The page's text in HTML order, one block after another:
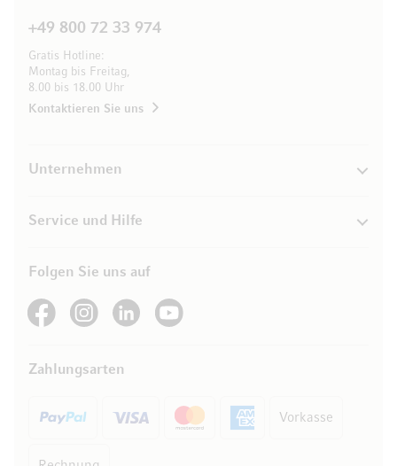
+49 800 72 33 974
Gratis Hotline:
Montag bis Freitag,
8.00 bis 18.00 Uhr
Kontaktieren Sie uns
Unternehmen
Service und Hilfe
Folgen Sie uns auf
See our FacebookSee our Instagram account
See our LinkedInSee our YouTube channel
Zahlungsarten
Vorkasse